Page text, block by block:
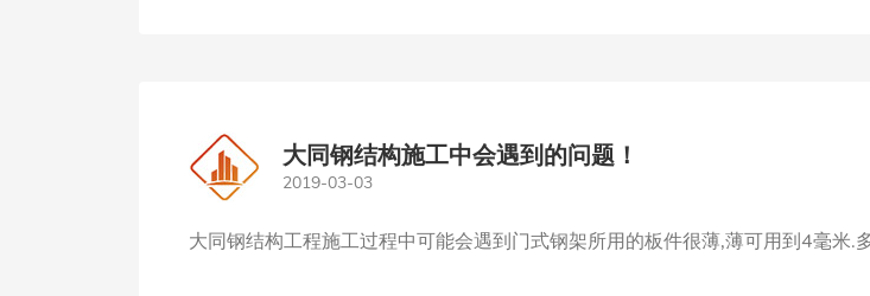
大同钢结构施工中会遇到的问题！
2019-03-03
大同钢结构工程施工过程中可能会遇到门式钢架所用的板件很薄,薄可用到4毫米.